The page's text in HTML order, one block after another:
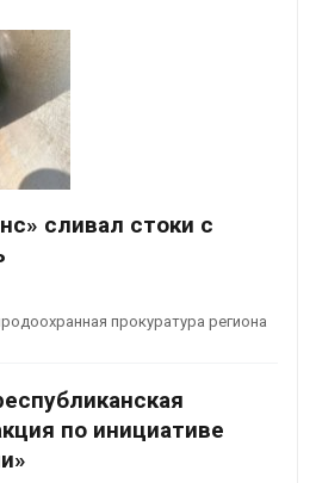
сливал стоки с
прокуратура региона
по инициативе